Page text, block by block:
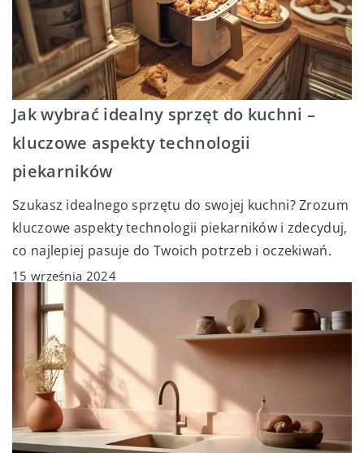
Jak wybrać idealny sprzęt do kuchni –
kluczowe aspekty technologii
piekarników
Szukasz idealnego sprzętu do swojej kuchni? Zrozum
kluczowe aspekty technologii piekarników i zdecyduj,
co najlepiej pasuje do Twoich potrzeb i oczekiwań.
15 września 2024